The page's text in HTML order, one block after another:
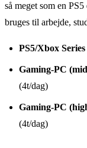
så meget som en
bruges til arbejde,
PS5/Xbox
Gaming-PC
(4t/dag)
Gaming-PC
(4t/dag)